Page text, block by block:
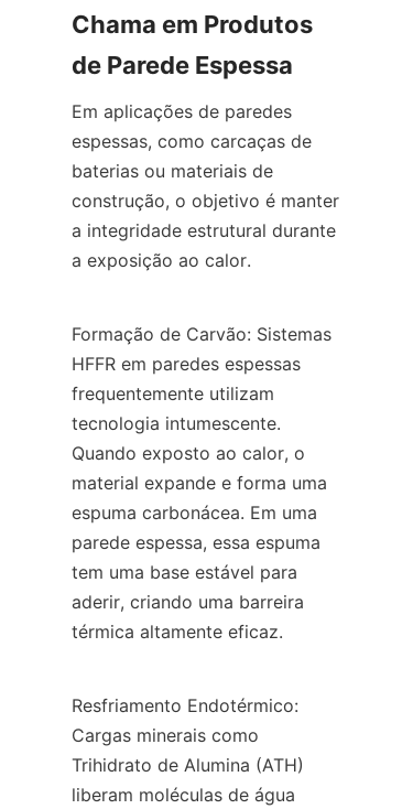
Chama em Produtos
de Parede Espessa
Em aplicações de paredes
espessas, como carcaças de
baterias ou materiais de
construção, o objetivo é manter
a integridade estrutural durante
a exposição ao calor.
Formação de Carvão: Sistemas
HFFR em paredes espessas
frequentemente utilizam
tecnologia intumescente.
Quando exposto ao calor, o
material expande e forma uma
espuma carbonácea. Em uma
parede espessa, essa espuma
tem uma base estável para
aderir, criando uma barreira
térmica altamente eficaz.
Resfriamento Endotérmico:
Cargas minerais como
Trihidrato de Alumina (ATH)
liberam moléculas de água